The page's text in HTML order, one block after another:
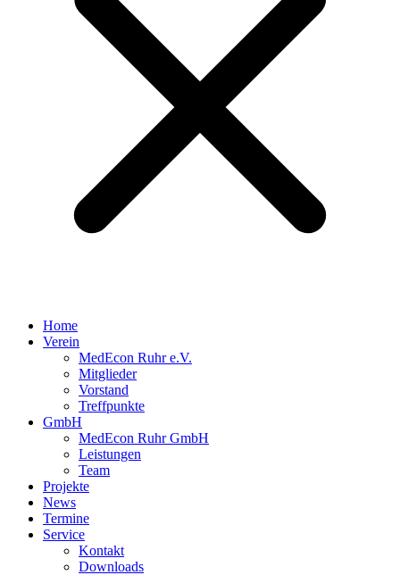
Home
Verein
MedEcon Ruhr e.V.
Mitglieder
Vorstand
Treffpunkte
GmbH
MedEcon Ruhr GmbH
Leistungen
Team
Projekte
News
Termine
Service
Kontakt
Downloads